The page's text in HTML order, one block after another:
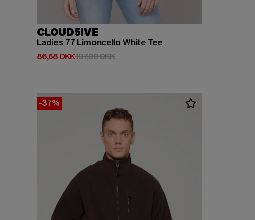
CLOUD5IVE
Ladies 77 Limoncello White Tee
86,68 DKK
Nuværende pris: 86,68 DKK
197,00 DKKKampagnepris: 197,00 DKK
-37%